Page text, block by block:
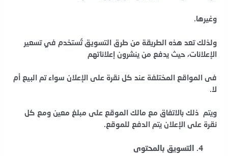
وغيرها.
ولذلك تعد هذه الطريقة من طرق التسويق تُستخدم في تسعير
الإعلانات، حيث يدفع من ينشرون إعلاناتهم
فى المواقع المختلفة عند كل نقرة على الإعلان سواء تم البيع أم
لا.
ويتم ذلك بالاتفاق مع مالك الموقع على مبلغ معين ومع كل
نقرة على الإعلان يتم الدفع للموقع.
التسويق بالمحتوى